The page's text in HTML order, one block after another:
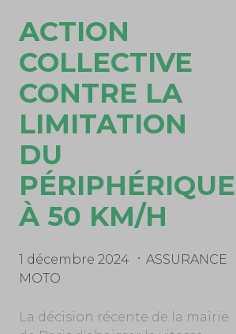
ACTION
COLLECTIVE
CONTRE LA
LIMITATION
DU
PÉRIPHÉRIQUE
À 50 KM/H
1 décembre 2024
ASSURANCE
MOTO
La décision récente de la mairie